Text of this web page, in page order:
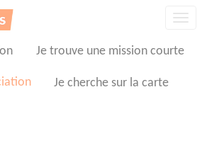
Je trouve une mission courte
Je cherche sur la carte